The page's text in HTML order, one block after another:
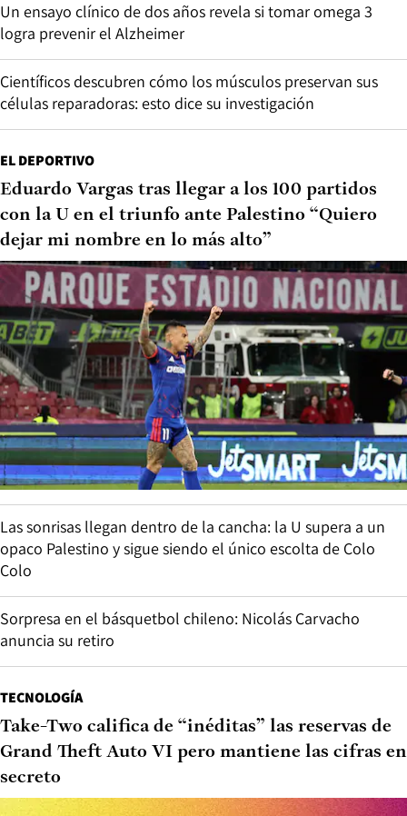
Un ensayo clínico de dos años revela si tomar omega 3
logra prevenir el Alzheimer
Científicos descubren cómo los músculos preservan sus
células reparadoras: esto dice su investigación
EL DEPORTIVO
Eduardo Vargas tras llegar a los 100 partidos
con la U en el triunfo ante Palestino “Quiero
dejar mi nombre en lo más alto”
Las sonrisas llegan dentro de la cancha: la U supera a un
opaco Palestino y sigue siendo el único escolta de Colo
Colo
Sorpresa en el básquetbol chileno: Nicolás Carvacho
anuncia su retiro
TECNOLOGÍA
Take-Two califica de “inéditas” las reservas de
Grand Theft Auto VI pero mantiene las cifras en
secreto